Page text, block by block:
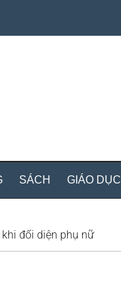
SÁCH GIÁO DỤC
đối diện phụ nữ